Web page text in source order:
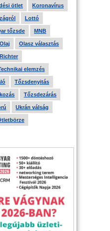
ötlet Koronavírus
Lottó
tőzsde MNB
Olaj Olasz választás
Richter
elemzés
Tőzsdenyitás
Tőzsdezárás
Ukrán válság